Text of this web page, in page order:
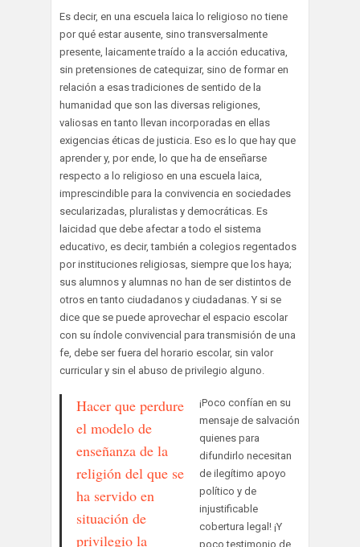
Es decir, en una escuela laica lo religioso no tiene
por qué estar ausente, sino transversalmente
presente, laicamente traído a la acción educativa,
sin pretensiones de catequizar, sino de formar en
relación a esas tradiciones de sentido de la
humanidad que son las diversas religiones,
valiosas en tanto llevan incorporadas en ellas
exigencias éticas de justicia. Eso es lo que hay que
aprender y, por ende, lo que ha de enseñarse
respecto a lo religioso en una escuela laica,
imprescindible para la convivencia en sociedades
secularizadas, pluralistas y democráticas. Es
laicidad que debe afectar a todo el sistema
educativo, es decir, también a colegios regentados
por instituciones religiosas, siempre que los haya;
sus alumnos y alumnas no han de ser distintos de
otros en tanto ciudadanos y ciudadanas. Y si se
dice que se puede aprovechar el espacio escolar
con su índole convivencial para transmisión de una
fe, debe ser fuera del horario escolar, sin valor
curricular y sin el abuso de privilegio alguno.
Hacer que perdure
el modelo de
enseñanza de la
religión del que se
ha servido en
situación de
privilegio la
¡Poco confían en su
mensaje de salvación
quienes para
difundirlo necesitan
de ilegítimo apoyo
político y de
injustificable
cobertura legal! ¡Y
poco testimonio de